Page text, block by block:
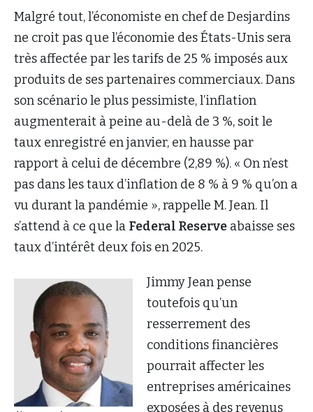
Malgré tout, l’économiste en chef de Desjardins
ne croit pas que l’économie des États-Unis sera
très affectée par les tarifs de 25 % imposés aux
produits de ses partenaires commerciaux. Dans
son scénario le plus pessimiste, l’inflation
augmenterait à peine au-delà de 3 %, soit le
taux enregistré en janvier, en hausse par
rapport à celui de décembre (2,89 %). « On n’est
pas dans les taux d’inflation de 8 % à 9 % qu’on a
vu durant la pandémie », rappelle M. Jean. Il
s’attend à ce que la Federal Reserve abaisse ses
taux d’intérêt deux fois en 2025.
Jimmy Jean pense
toutefois qu’un
resserrement des
conditions financières
pourrait affecter les
entreprises américaines
exposées à des revenus